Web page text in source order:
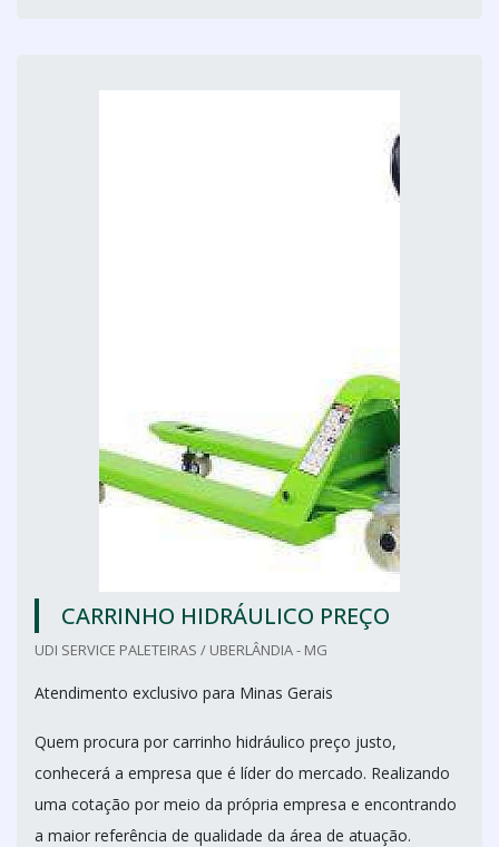
CARRINHO HIDRÁULICO PREÇO
UDI SERVICE PALETEIRAS / UBERLÂNDIA - MG
Atendimento exclusivo para Minas Gerais
Quem procura por carrinho hidráulico preço justo,
conhecerá a empresa que é líder do mercado. Realizando
uma cotação por meio da própria empresa e encontrando
a maior referência de qualidade da área de atuação.